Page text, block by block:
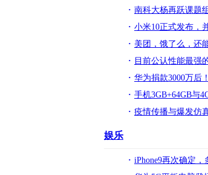
南科大杨再跃课题
小米10正式发布，
美团，饿了么，还
目前公认性能最强
华为捐款3000万后
手机3GB+64GB与
疫情传播与爆发仿
娱乐
iPhone9再次确定